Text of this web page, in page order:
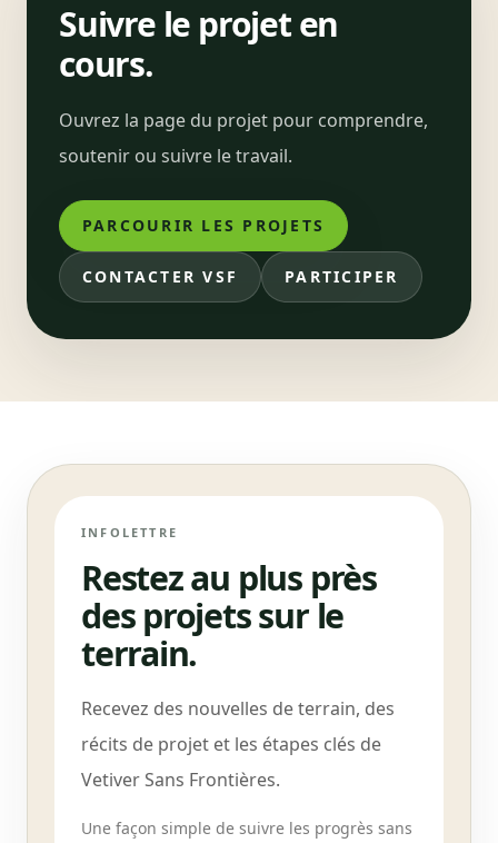
Suivre le projet en
cours.
Ouvrez la page du projet pour comprendre,
soutenir ou suivre le travail.
PARCOURIR LES PROJETS
CONTACTER VSF PARTICIPER
INFOLETTRE
Restez au plus près
des projets sur le
terrain.
Recevez des nouvelles de terrain, des
récits de projet et les étapes clés de
Vetiver Sans Frontières.
Une façon simple de suivre les progrès sans